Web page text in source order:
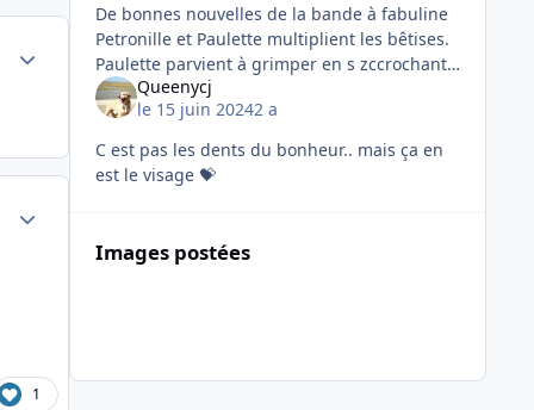
Author stats
1
De bonnes nouvelles de la bande à fabuline
Petronille et Paulette multiplient les bêtises.
Paulette parvient à grimper en s zccrochant
au grillage pourtant déjà haut... 🙄. Le papa
de Fabuline est
Queenycj
le 15 juin 20242 a
C est pas les dents du bonheur.. mais ça en
est le visage 💝
Images postées